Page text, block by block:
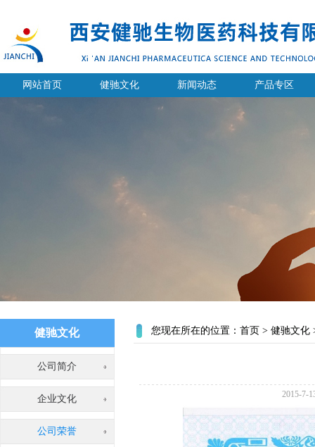
网站首页 健驰文化 新闻动态 产品专区
健驰文化
公司简介
企业文化
公司荣誉
您现在所在的位置： 首页 > 健驰文化
2015-7-